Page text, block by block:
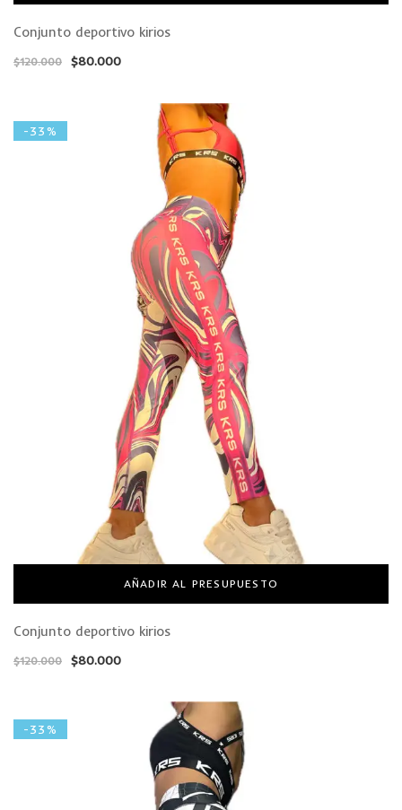
Conjunto deportivo kirios
$120.000 $80.000
-33%
AÑADIR AL PRESUPUESTO
Conjunto deportivo kirios
$120.000 $80.000
-33%